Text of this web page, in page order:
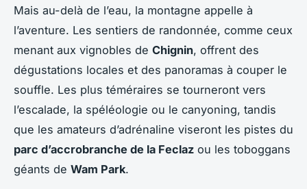
Mais au-delà de l’eau, la montagne appelle à
l’aventure. Les sentiers de randonnée, comme ceux
menant aux vignobles de Chignin, offrent des
dégustations locales et des panoramas à couper le
souffle. Les plus téméraires se tourneront vers
l’escalade, la spéléologie ou le canyoning, tandis
que les amateurs d’adrénaline viseront les pistes du
parc d’accrobranche de la Feclaz ou les toboggans
géants de Wam Park.